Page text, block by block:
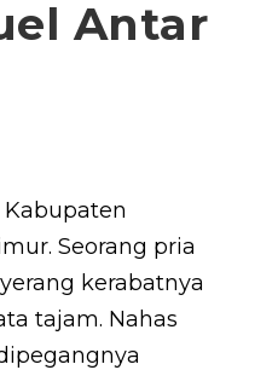
Antar
Seorang pria
kerabatnya
tajam. Nahas